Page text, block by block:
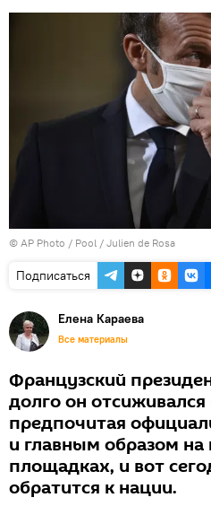
© AP Photo / Pool / Julien de Rosa
Подписаться
Елена Караева
Все материалы
Французский
долго он отсиживался
предпочитая
и главным образом
площадках, и вот
обратится к нации.